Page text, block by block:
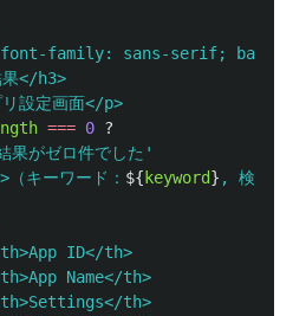
family: sans-serif;
</h3>
設定画面</p>
=== 0 ?
果がゼロ件でした '
（キーワード： ${ keyword} , 検索結
ID</th>
Name</th>
th>